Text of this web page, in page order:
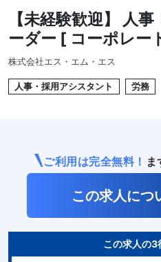
【未経験歓迎】 人
ーダー [ コーポレー
株式会社エス・エム・エス
人事・採用アシスタント 労務
ご利用は完全無料！
この求人につ
この求人の3